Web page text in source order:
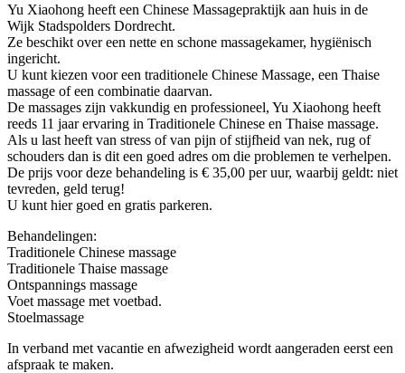
Yu Xiaohong heeft een Chinese Massagepraktijk aan huis in de
Wijk Stadspolders Dordrecht.
Ze beschikt over een nette en schone massagekamer, hygiënisch
ingericht.
U kunt kiezen voor een traditionele Chinese Massage, een Thaise
massage of een combinatie daarvan.
De massages zijn vakkundig en professioneel, Yu Xiaohong heeft
reeds 11 jaar ervaring in Traditionele Chinese en Thaise massage.
Als u last heeft van stress of van pijn of stijfheid van nek, rug of
schouders dan is dit een goed adres om die problemen te verhelpen.
De prijs voor deze behandeling is € 35,00 per uur, waarbij geldt: niet
tevreden, geld terug!
U kunt hier goed en gratis parkeren.
Behandelingen:
Traditionele Chinese massage
Traditionele Thaise massage
Ontspannings massage
Voet massage met voetbad.
Stoelmassage
In verband met vacantie en afwezigheid wordt aangeraden eerst een
afspraak te maken.